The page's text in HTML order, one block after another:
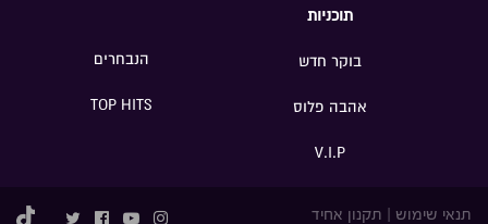
תוכניות
בוקר חדש
אהבה פלוס
V.I.P
הנבחרים
TOP HITS
תנאי שימוש תקנון אחיד